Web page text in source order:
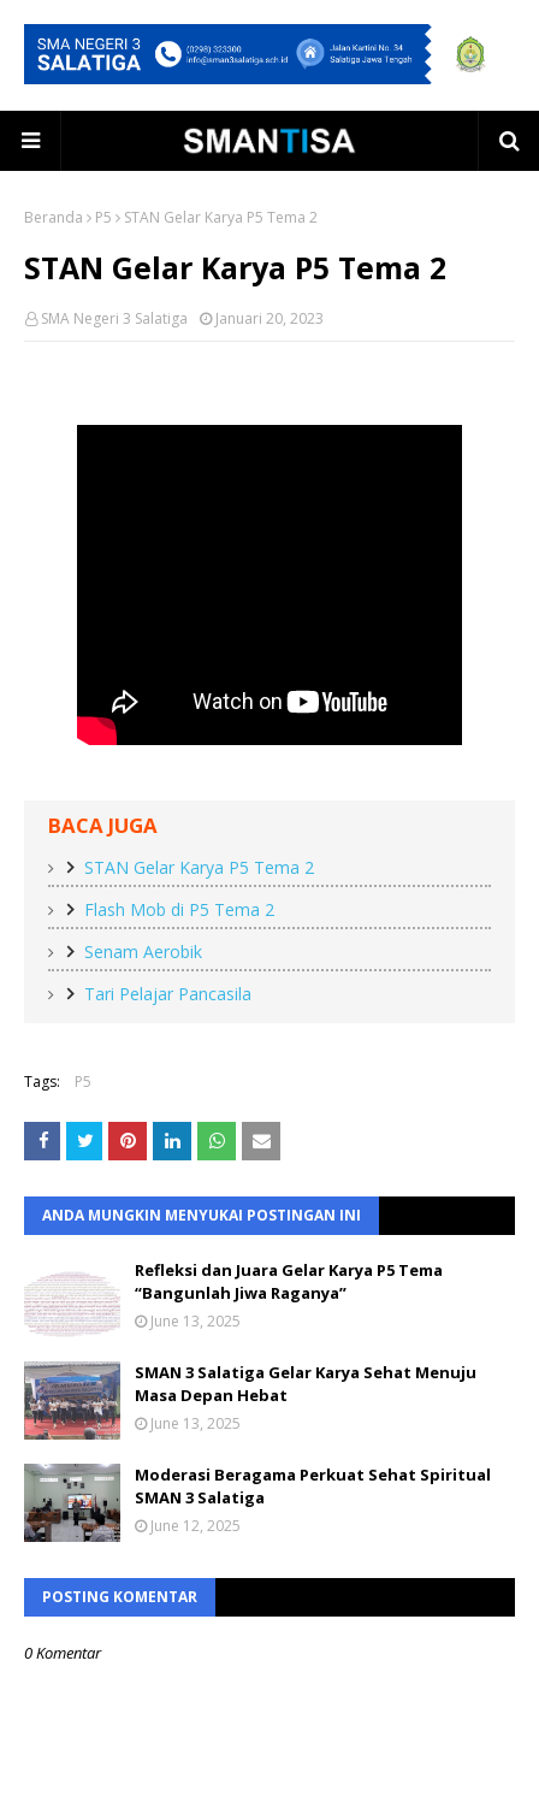
Beranda P5 STAN Gelar Karya P5 Tema 2
STAN Gelar Karya P5 Tema 2
SMA Negeri 3 Salatiga Januari 20, 2023
BACA JUGA
STAN Gelar Karya P5 Tema 2
Flash Mob di P5 Tema 2
Senam Aerobik
Tari Pelajar Pancasila
Tags: P5
ANDA MUNGKIN MENYUKAI POSTINGAN INI
Refleksi dan Juara Gelar Karya P5 Tema
“Bangunlah Jiwa Raganya”
June 13, 2025
SMAN 3 Salatiga Gelar Karya Sehat Menuju
Masa Depan Hebat
June 13, 2025
Moderasi Beragama Perkuat Sehat Spiritual
SMAN 3 Salatiga
June 12, 2025
POSTING KOMENTAR
0 Komentar